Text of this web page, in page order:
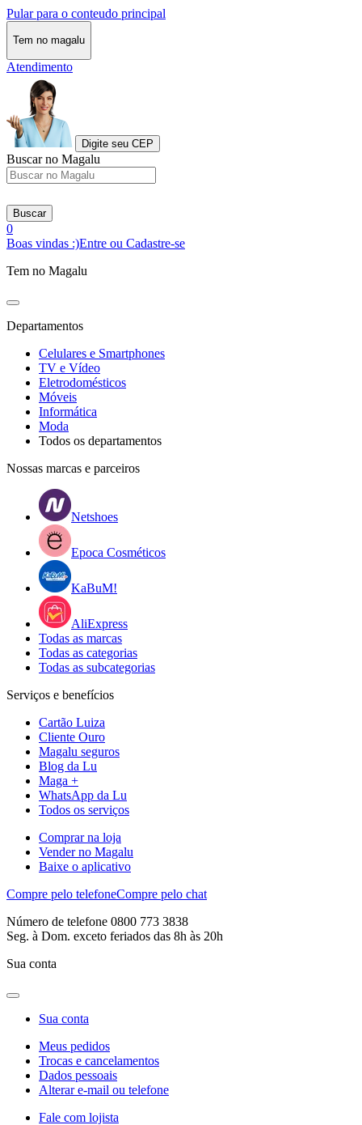
Pular para o conteudo principal
Tem no magalu
Atendimento
Digite seu CEP
Buscar no Magalu
Buscar
0
Boas vindas :)Entre ou Cadastre-se
Tem no Magalu
Departamentos
Celulares e Smartphones
TV e Vídeo
Eletrodomésticos
Móveis
Informática
Moda
Todos os departamentos
Nossas marcas e parceiros
Netshoes
Epoca Cosméticos
KaBuM!
AliExpress
Todas as marcas
Todas as categorias
Todas as subcategorias
Serviços e benefícios
Cartão Luiza
Cliente Ouro
Magalu seguros
Blog da Lu
Maga +
WhatsApp da Lu
Todos os serviços
Comprar na loja
Vender no Magalu
Baixe o aplicativo
Compre pelo telefoneCompre pelo chat
Número de telefone 0800 773 3838
Seg. à Dom. exceto feriados das 8h às 20h
Sua conta
Sua conta
Meus pedidos
Trocas e cancelamentos
Dados pessoais
Alterar e-mail ou telefone
Fale com lojista